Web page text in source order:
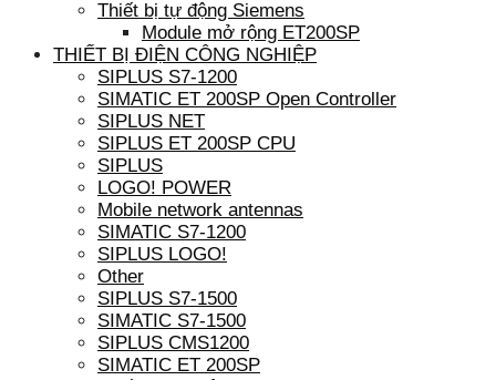
Thiết bị tự động Siemens
Module mở rộng ET200SP
THIẾT BỊ ĐIỆN CÔNG NGHIỆP
SIPLUS S7-1200
SIMATIC ET 200SP Open Controller
SIPLUS NET
SIPLUS ET 200SP CPU
SIPLUS
LOGO! POWER
Mobile network antennas
SIMATIC S7-1200
SIPLUS LOGO!
Other
SIPLUS S7-1500
SIMATIC S7-1500
SIPLUS CMS1200
SIMATIC ET 200SP